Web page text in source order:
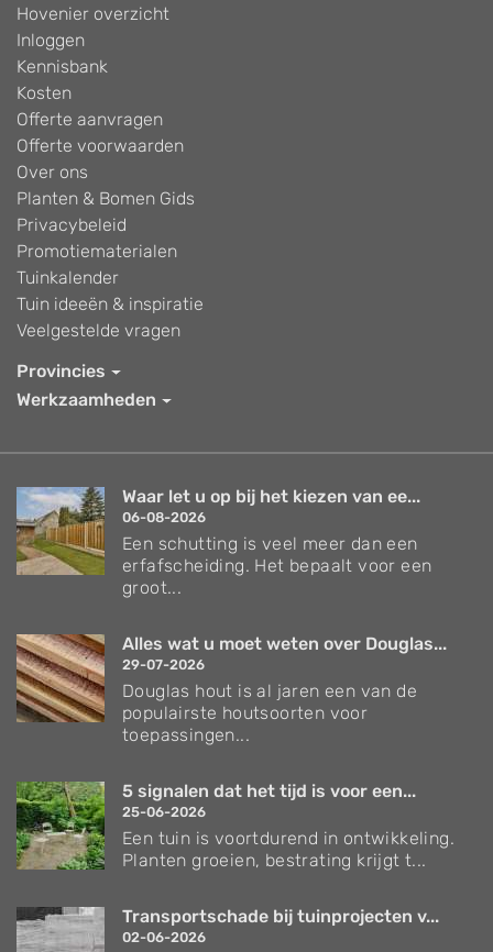
Hovenier overzicht
Inloggen
Kennisbank
Kosten
Offerte aanvragen
Offerte voorwaarden
Over ons
Planten & Bomen Gids
Privacybeleid
Promotiematerialen
Tuinkalender
Tuin ideeën & inspiratie
Veelgestelde vragen
Provincies
Werkzaamheden
Waar let u op bij het kiezen van ee...
06-08-2026
Een schutting is veel meer dan een
erfafscheiding. Het bepaalt voor een
groot...
Alles wat u moet weten over Douglas...
29-07-2026
Douglas hout is al jaren een van de
populairste houtsoorten voor
toepassingen...
5 signalen dat het tijd is voor een...
25-06-2026
Een tuin is voortdurend in ontwikkeling.
Planten groeien, bestrating krijgt t...
Transportschade bij tuinprojecten v...
02-06-2026